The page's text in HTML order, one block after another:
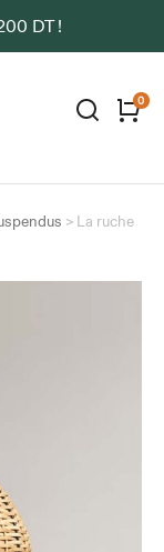
DT !
> La ruche